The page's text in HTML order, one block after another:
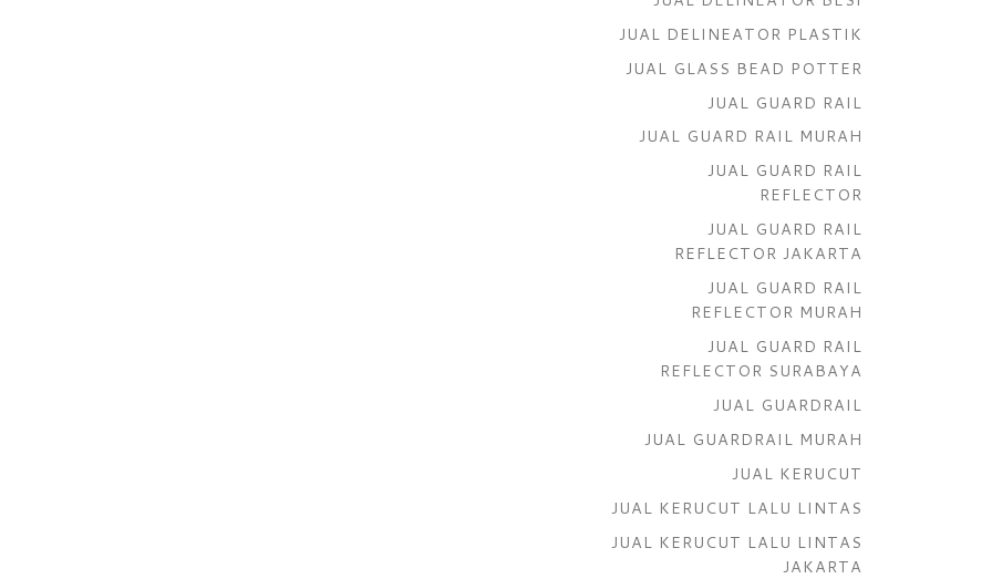
JUAL DELINEATOR PLASTIK
JUAL GLASS BEAD POTTER
JUAL GUARD RAIL
JUAL GUARD RAIL MURAH
JUAL GUARD RAIL
REFLECTOR
JUAL GUARD RAIL
REFLECTOR JAKARTA
JUAL GUARD RAIL
REFLECTOR MURAH
JUAL GUARD RAIL
REFLECTOR SURABAYA
JUAL GUARDRAIL
JUAL GUARDRAIL MURAH
JUAL KERUCUT
JUAL KERUCUT LALU LINTAS
JUAL KERUCUT LALU LINTAS
JAKARTA